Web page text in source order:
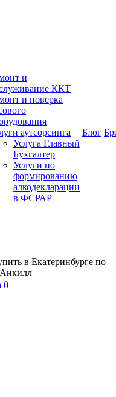
и
ККТ
и поверка
аутсорсинга
Услуга Главный
Бухгалтер
Услуги по
формированию
алкодекларации
в ФСРАР
Блог
в Екатеринбурге по
Анкилл
0